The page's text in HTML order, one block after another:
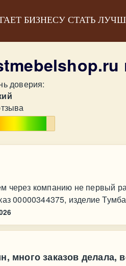
БИЗНЕСУ СТАТЬ
доверия:
через компанию не первый
00000344375, изделие
много заказов делала,